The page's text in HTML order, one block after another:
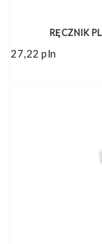
RĘCZNIK
27,22 pln